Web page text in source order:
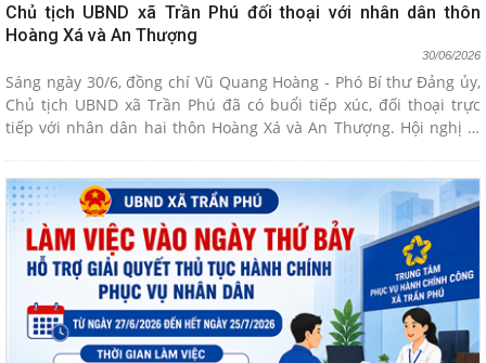
Chủ tịch UBND xã Trần Phú đối thoại với nhân dân thôn
Hoàng Xá và An Thượng
30/06/2026
Sáng ngày 30/6, đồng chí Vũ Quang Hoàng - Phó Bí thư Đảng ủy,
Chủ tịch UBND xã Trần Phú đã có buổi tiếp xúc, đối thoại trực
tiếp với nhân dân hai thôn Hoàng Xá và An Thượng. Hội nghị là
giải đáp các kiến nghị của bà con nhân dân.